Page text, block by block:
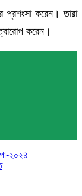
প্রশংসা করেন। তারা
করেন।
২০২৪